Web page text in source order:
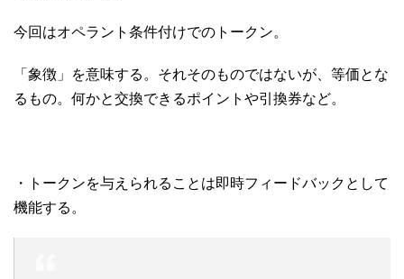
今回はオペラント条件付けでのトークン。
「象徴」を意味する。それそのものではないが、等価とな
るもの。何かと交換できるポイントや引換券など。
・トークンを与えられることは即時フィードバックとして
機能する。